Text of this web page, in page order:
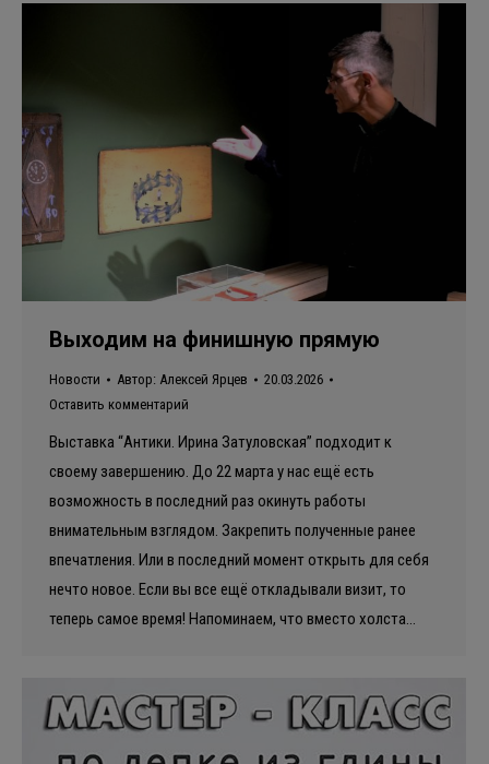
Выходим на финишную прямую
Новости Автор: Алексей Ярцев
20.03.2026
Оставить комментарий
Выставка “Антики. Ирина Затуловская” подходит к
своему завершению. До 22 марта у нас ещё есть
возможность в последний раз окинуть работы
внимательным взглядом. Закрепить полученные ранее
впечатления. Или в последний момент открыть для себя
нечто новое. Если вы все ещё откладывали визит, то
теперь самое время! Напоминаем, что вместо холста…